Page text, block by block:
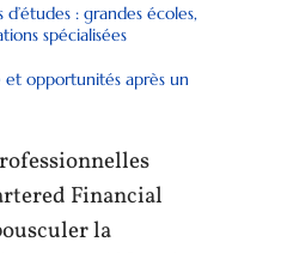
: grandes écoles,
spécialisées
et opportunités après un
Financial
la